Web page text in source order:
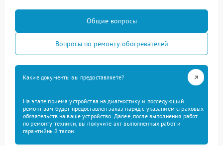
Общие вопросы
Вопросы по ремонту обогревателей
Какие документы вы предоставляете?
На этапе приема устройства на диагностику и последующий
ремонт вам будет предоставлен заказ-наряд с указанием страховых
обязательств на ваше устройство. Далее, после выполнения работ
по ремонту техники, вы получите акт выполненных работ и
гарантийный талон.